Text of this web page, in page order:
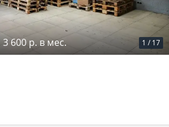
1 / 17
3 600 р. в мес.